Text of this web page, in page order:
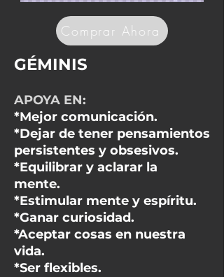
Comprar Ahora
GÉMINIS
APOYA EN:
*Mejor comunicación.
*Dejar de tener pensamientos
persistentes y obsesivos.
*Equilibrar y aclarar la
mente.
*Estimular mente y espíritu.
*Ganar curiosidad.
*Aceptar cosas en nuestra
vida.
*Ser flexibles.